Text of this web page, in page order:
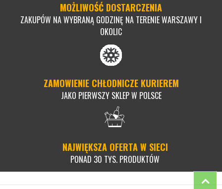
MOŻLIWOŚĆ DOSTARCZENIA
ZAKUPÓW NA WYBRANĄ GODZINĘ NA TERENIE WARSZAWY I
OKOLIC
ZAMOWIENIE CHŁODNICZE KURIEREM
JAKO PIERWSZY SKLEP W POLSCE
NAJWIĘKSZA OFERTA W SIECI
PONAD 30 TYS. PRODUKTÓW